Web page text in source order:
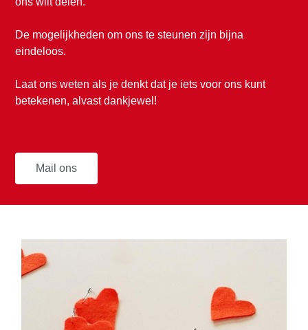
De mogelijkheden om ons te steunen zijn bijna
eindeloos.
Laat ons weten als je denkt dat je iets voor ons kunt
betekenen, alvast dankjewel!
Mail ons